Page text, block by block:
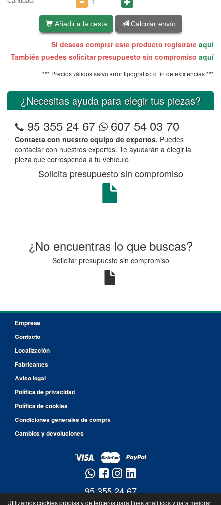
Añadir a la cesta Calcular envío
Si deseas comprar este producto regístrate aquí
También puedes solicitar presupuesto sin compromiso aquí
*** Precios válidos salvo error tipográfico o fin de existencias ***
¿Necesitas ayuda para elegir tus piezas?
95 355 24 67 607 54 03 70
Contacta con nuestro equipo de expertos. Puedes
contactar con nuestros expertos. Te ayudarán a elegir la
pieza que corresponda a tu vehículo.
Solicita presupuesto sin compromiso
¿No encuentras lo que buscas?
Solicitar presupuesto sin compromiso
Empresa
Contacto
Localización
Fabricantes
Aviso legal
Política de privacidad
Política de cookies
Condiciones generales de compra
Cambios y devoluciones
95 355 24 67
Utilizamos cookies propias y de terceros para fines analíticos y para mejorar